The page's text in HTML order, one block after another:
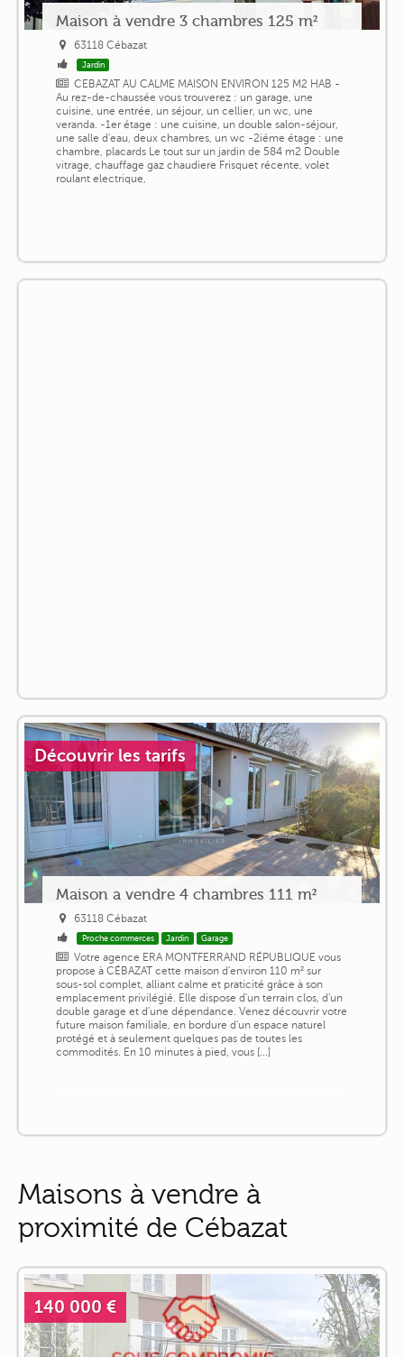
Maison à vendre 3 chambres 125 m²
63118 Cébazat
Jardin
CEBAZAT AU CALME MAISON ENVIRON 125 M2 HAB -
Au rez-de-chaussée vous trouverez : un garage, une
cuisine, une entrée, un séjour, un cellier, un wc, une
veranda. -1er étage : une cuisine, un double salon-séjour,
une salle d'eau, deux chambres, un wc -2iéme étage : une
chambre, placards Le tout sur un jardin de 584 m2 Double
vitrage, chauffage gaz chaudiere Frisquet récente, volet
roulant electrique,
Découvrir les tarifs
Maison a vendre 4 chambres 111 m²
63118 Cébazat
Proche commerces Jardin Garage
Votre agence ERA MONTFERRAND RÉPUBLIQUE vous
propose à CÉBAZAT cette maison d'environ 110 m² sur
sous-sol complet, alliant calme et praticité grâce à son
emplacement privilégié. Elle dispose d'un terrain clos, d'un
double garage et d'une dépendance. Venez découvrir votre
future maison familiale, en bordure d'un espace naturel
protégé et à seulement quelques pas de toutes les
commodités. En 10 minutes à pied, vous [...]
Maisons à vendre à
proximité de Cébazat
140 000 €